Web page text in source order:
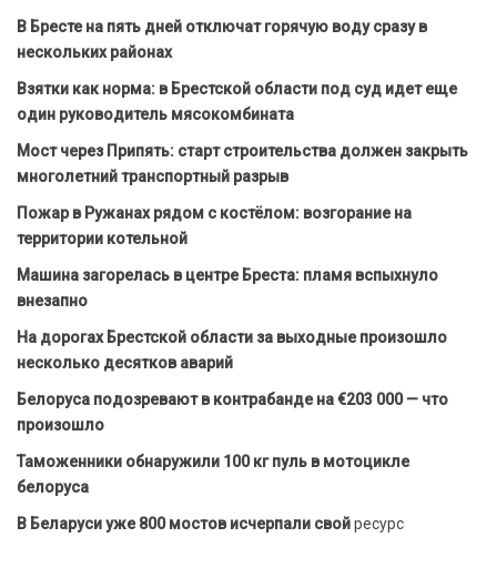
В Бресте на пять дней отключат горячую воду сразу в
нескольких районах
Взятки как норма: в Брестской области под суд идет еще
один руководитель мясокомбината
Мост через Припять: старт строительства должен закрыть
многолетний транспортный разрыв
Пожар в Ружанах рядом с костёлом: возгорание на
территории котельной
Машина загорелась в центре Бреста: пламя вспыхнуло
внезапно
На дорогах Брестской области за выходные произошло
несколько десятков аварий
Белоруса подозревают в контрабанде на €203 000 — что
произошло
Таможенники обнаружили 100 кг пуль в мотоцикле
белоруса
В Беларуси уже 800 мостов исчерпали свойресурс